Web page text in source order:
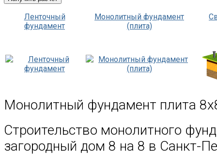
Ленточный
фундамент
Монолитный фундамент
(плита)
Монолитный фундамент плита
Строительство монолитного
загородный дом 8 на 8 в Санкт-